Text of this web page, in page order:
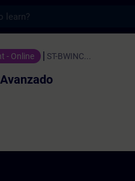
トレーニング - ト
- Online ST-BWINC...